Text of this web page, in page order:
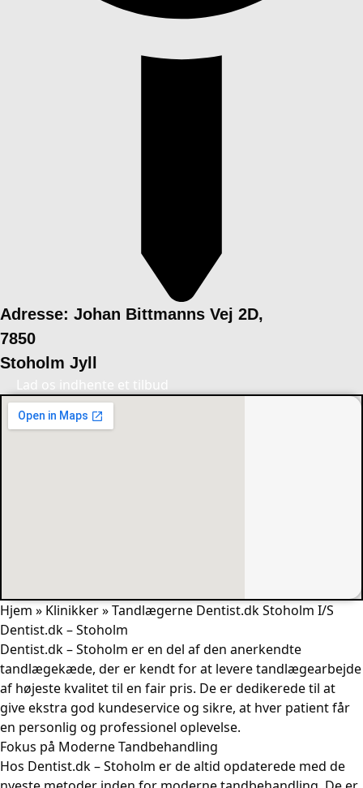
Adresse: Johan Bittmanns Vej 2D,
7850
Stoholm Jyll
Lad os indhente et tilbud
Hjem » Klinikker»Tandlægerne Dentist.dk Stoholm I/S
Dentist.dk – Stoholm
Dentist.dk – Stoholm er en del af den anerkendte
tandlægekæde, der er kendt for at levere tandlægearbejde
af højeste kvalitet til en fair pris. De er dedikerede til at
give ekstra god kundeservice og sikre, at hver patient får
en personlig og professionel oplevelse.
Fokus på Moderne Tandbehandling
Hos Dentist.dk – Stoholm er de altid opdaterede med de